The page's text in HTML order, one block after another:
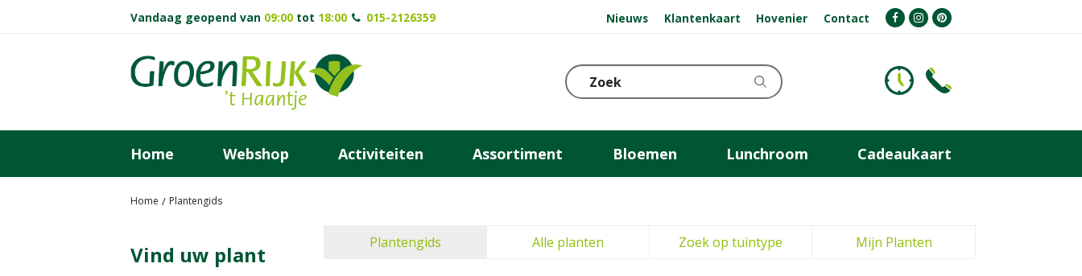
Home Plantengids
Vandaag geopend van 09:00 tot 18:00 015-2126359 Nieuws Klantenkaart Hovenier Contact
Home Webshop Activiteiten Assortiment Bloemen Lunchroom Cadeaukaart
Plantengids Alle planten Zoek op tuintype Mijn Planten
Vind uw plant